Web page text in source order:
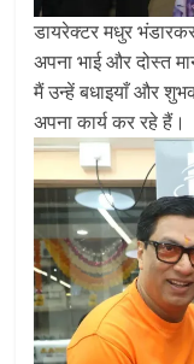
डायरेक्टर मधुर
अपना भाई और दोस्त
मैं उन्हें बधाइयाँ और
अपना कार्य कर रहे हैं।